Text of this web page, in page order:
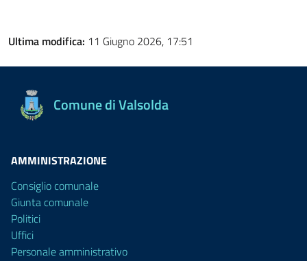
Ultima modifica: 11 Giugno 2026, 17:51
Comune di Valsolda
AMMINISTRAZIONE
Consiglio comunale
Giunta comunale
Politici
Uffici
Personale amministrativo